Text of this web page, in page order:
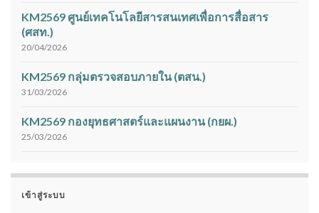
KM2569 ศูนย์เทคโนโลยีสารสนเทศเพื่อการสื่อสาร
(ศสท.)
20/04/2026
KM2569 กลุ่มตรวจสอบภายใน (ตสน.)
31/03/2026
KM2569 กองยุทธศาสตร์และแผนงาน (กยผ.)
25/03/2026
เข้าสู่ระบบ